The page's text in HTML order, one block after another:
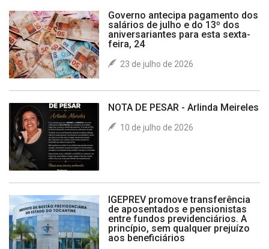
Governo antecipa pagamento dos
salários de julho e do 13º dos
aniversariantes para esta sexta-
feira, 24
23 de julho de 2026
NOTA DE PESAR - Arlinda Meireles
10 de julho de 2026
IGEPREV promove transferência
de aposentados e pensionistas
entre fundos previdenciários. A
princípio, sem qualquer prejuízo
aos beneficiários